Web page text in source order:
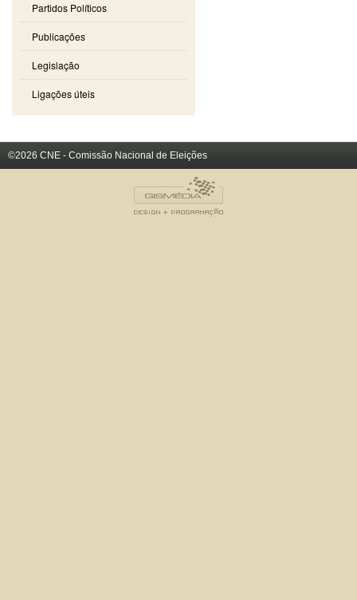
Partidos Políticos
Publicações
Legislação
Ligações úteis
©2026 CNE - Comissão Nacional de Eleições